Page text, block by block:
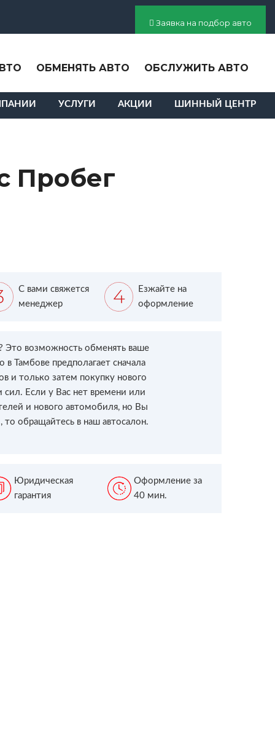
Заявка на подбор авто
ОБМЕНЯТЬ АВТО ОБСЛУЖИТЬ АВТО
УСЛУГИ АКЦИИ ШИННЫЙ ЦЕНТР
Пробег
С вами свяжется
менеджер
Езжайте на
оформление
Это возможность обменять ваше
Тамбове предполагает сначала
и только затем покупку нового
Если у Вас нет времени или
и нового автомобиля, но Вы
обращайтесь в наш автосалон.
Юридическая
гарантия
Оформление за
40 мин.